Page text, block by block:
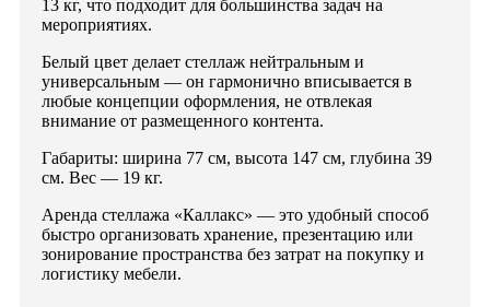
13 кг, что подходит для большинства задач на
мероприятиях.
Белый цвет делает стеллаж нейтральным и
универсальным — он гармонично вписывается в
любые концепции оформления, не отвлекая
внимание от размещенного контента.
Габариты: ширина 77 см, высота 147 см, глубина 39
см. Вес — 19 кг.
Аренда стеллажа «Каллакс» — это удобный способ
быстро организовать хранение, презентацию или
зонирование пространства без затрат на покупку и
логистику мебели.